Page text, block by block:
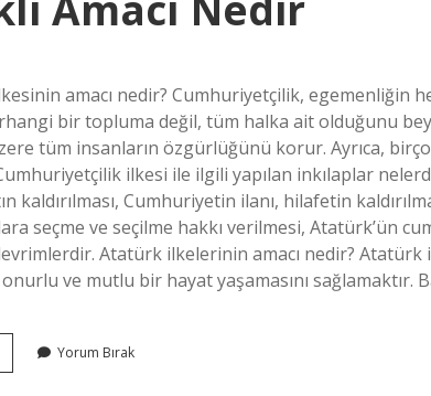
amacı nedir? Cumhuriyetçilik, egemenliğin
bir topluma değil, tüm halka ait olduğunu
tüm insanların özgürlüğünü korur. Ayrıca,
ilkesi ile ilgili yapılan inkılaplar
kaldırılması, Cumhuriyetin ilanı, hilafetin
seçme ve seçilme hakkı verilmesi, Atatürk’ün
Atatürk ilkelerinin amacı nedir?
ve mutlu bir hayat yaşamasını sağlamaktır.
Yorum Bırak